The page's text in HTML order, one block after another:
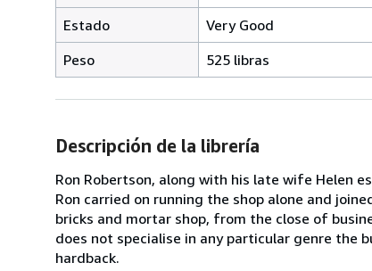
Estado
Very Good
Peso
525 libras
Descripción de la librería
Ron Robertson, along with his late wife Helen
Ron carried on running the shop alone and
bricks and mortar shop, from the close of
does not specialise in any particular genre the
hardback.